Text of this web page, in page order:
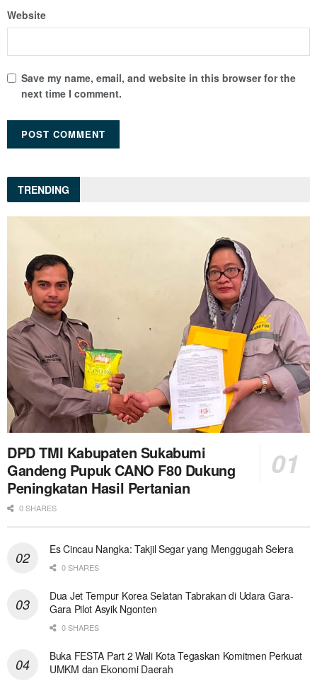
Website
Save my name, email, and website in this browser for the
next time I comment.
TRENDING
DPD TMI Kabupaten Sukabumi
Gandeng Pupuk CANO F80 Dukung
Peningkatan Hasil Pertanian
0 SHARES
Es Cincau Nangka: Takjil Segar yang Menggugah Selera
0 SHARES
Dua Jet Tempur Korea Selatan Tabrakan di Udara Gara-
Gara Pilot Asyik Ngonten
0 SHARES
Buka FESTA Part 2 Wali Kota Tegaskan Komitmen Perkuat
UMKM dan Ekonomi Daerah